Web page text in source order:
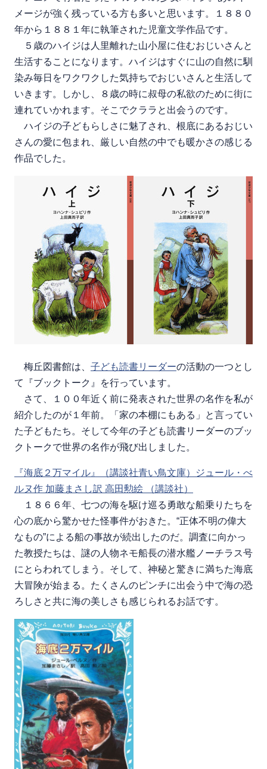
メージが強く残っている方も多いと思います。１８８０
年から１８８１年に執筆された児童文学作品です。
５歳のハイジは人里離れた山小屋に住むおじいさんと
生活することになります。ハイジはすぐに山の自然に馴
染み毎日をワクワクした気持ちでおじいさんと生活して
いきます。しかし、８歳の時に叔母の私欲のために街に
連れていかれます。そこでクララと出会うのです。
ハイジの子どもらしさに魅了され、根底にあるおじい
さんの愛に包まれ、厳しい自然の中でも暖かさの感じる
作品でした。
梅丘図書館は、 子ども読書リーダーの活動の一つとし
て『ブックトーク』を行っています。
さて、１００年近く前に発表された世界の名作を私が
紹介したのが１年前。「家の本棚にもある」と言ってい
た子どもたち。そして今年の子ども読書リーダーのブッ
クトークで世界の名作が飛び出しました。
『海底２万マイル』（講談社青い鳥文庫）ジュール・べ
ルヌ作 加藤まさし訳 高田勲絵 （講談社）
１８６６年、七つの海を駆け巡る勇敢な船乗りたちを
心の底から驚かせた怪事件がおきた。“正体不明の偉大
なもの”による船の事故が続出したのだ。調査に向かっ
た教授たちは、謎の人物ネモ船長の潜水艦ノーチラス号
にとらわれてしまう。そして、神秘と驚きに満ちた海底
大冒険が始まる。たくさんのピンチに出会う中で海の恐
ろしさと共に海の美しさも感じられるお話です。